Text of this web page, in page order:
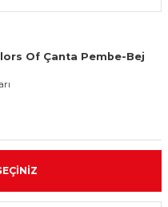
Of Çanta Pembe-Bej